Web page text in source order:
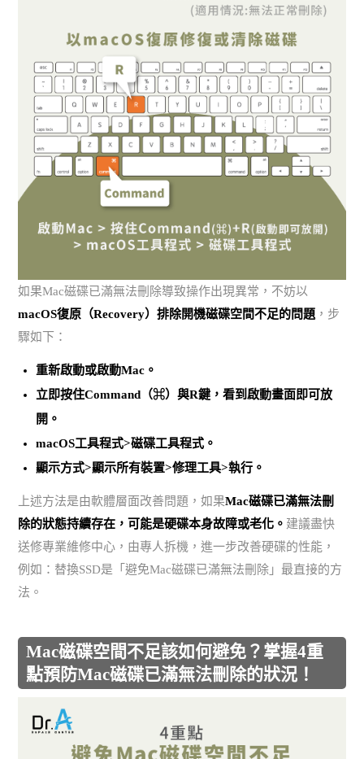
如果Mac磁碟已滿無法刪除導致操作出現異常，不妨以
macOS復原（Recovery）排除開機磁碟空間不足的問題 ，步
驟如下：
重新啟動或啟動Mac。
立即按住Command（⌘）與R鍵，看到啟動畫面即可放
開。
macOS工具程式>磁碟工具程式。
顯示方式>顯示所有裝置>修理工具>執行。
上述方法是由軟體層面改善問題，如果Mac磁碟已滿無法刪
除的狀態持續存在，可能是硬碟本身故障或老化。 建議盡快
送修專業維修中心，由專人拆機，進一步改善硬碟的性能，
例如：替換SSD是「避免Mac磁碟已滿無法刪除」最直接的方
法。
Mac磁碟空間不足該如何避免？掌握4重
點預防Mac磁碟已滿無法刪除的狀況！